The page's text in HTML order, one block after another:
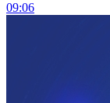
09:06